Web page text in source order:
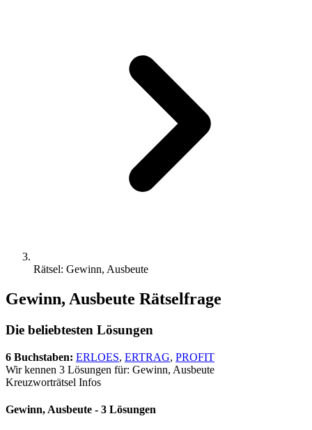
Rätsel: Gewinn, Ausbeute
Gewinn, Ausbeute Rätselfrage
Die beliebtesten Lösungen
6 Buchstaben: ERLOES, ERTRAG, PROFIT
Wir kennen 3 Lösungen für: Gewinn, Ausbeute
Kreuzworträtsel Infos
Gewinn, Ausbeute - 3 Lösungen